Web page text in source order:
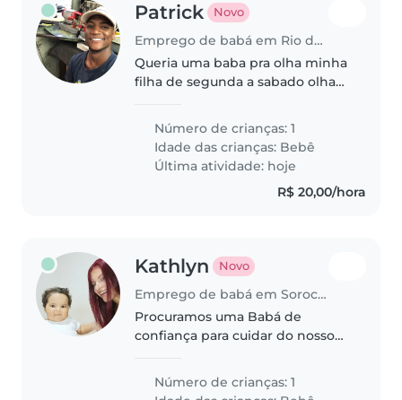
Patrick Novo
Emprego de babá em Rio de Janeiro
Queria uma baba pra olha minha
filha de segunda a sabado olha
tanto que seja perto
Número de crianças: 1
Idade das crianças: Bebê
Última atividade: hoje
R$ 20,00/hora
Kathlyn Novo
Emprego de babá em Sorocaba
Procuramos uma Babá de
confiança para cuidar do nosso
um ambiente alegre e receptivo,
ideal para crianças comunicativas
Número de crianças: 1